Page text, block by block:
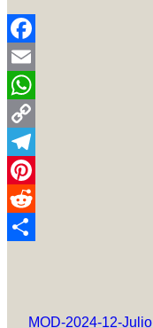
Facebook
Email
WhatsApp
Copy
Link
Telegram
Pinterest
Reddit
MOD-2024-12-Julio